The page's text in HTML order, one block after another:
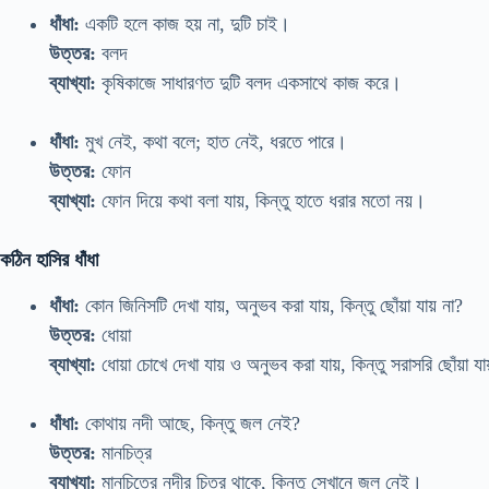
ধাঁধা: একটি হলে কাজ হয় না, দুটি চাই।
উত্তর: বলদ
ব্যাখ্যা: কৃষিকাজে সাধারণত দুটি বলদ একসাথে কাজ করে।
ধাঁধা: মুখ নেই, কথা বলে; হাত নেই, ধরতে পারে।
উত্তর: ফোন
ব্যাখ্যা: ফোন দিয়ে কথা বলা যায়, কিন্তু হাতে ধরার মতো নয়।
কঠিন হাসির ধাঁধা
ধাঁধা: কোন জিনিসটি দেখা যায়, অনুভব করা যায়, কিন্তু ছোঁয়া যায় না?
উত্তর: ধোয়া
ব্যাখ্যা: ধোয়া চোখে দেখা যায় ও অনুভব করা যায়, কিন্তু সরাসরি ছোঁয়া
ধাঁধা: কোথায় নদী আছে, কিন্তু জল নেই?
উত্তর: মানচিত্র
ব্যাখ্যা: মানচিত্রে নদীর চিত্র থাকে, কিন্তু সেখানে জল নেই।